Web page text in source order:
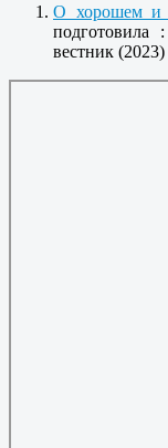
О хорошем и
подготовила
вестник (2023)